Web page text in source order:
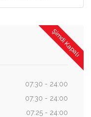
Şimdi Kapalı
07:30 - 24:00
07:30 - 24:00
07:25 - 24:00